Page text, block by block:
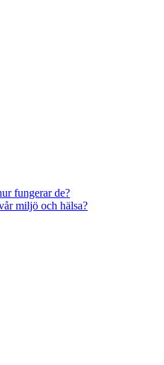
fungerar de?
miljö och hälsa?